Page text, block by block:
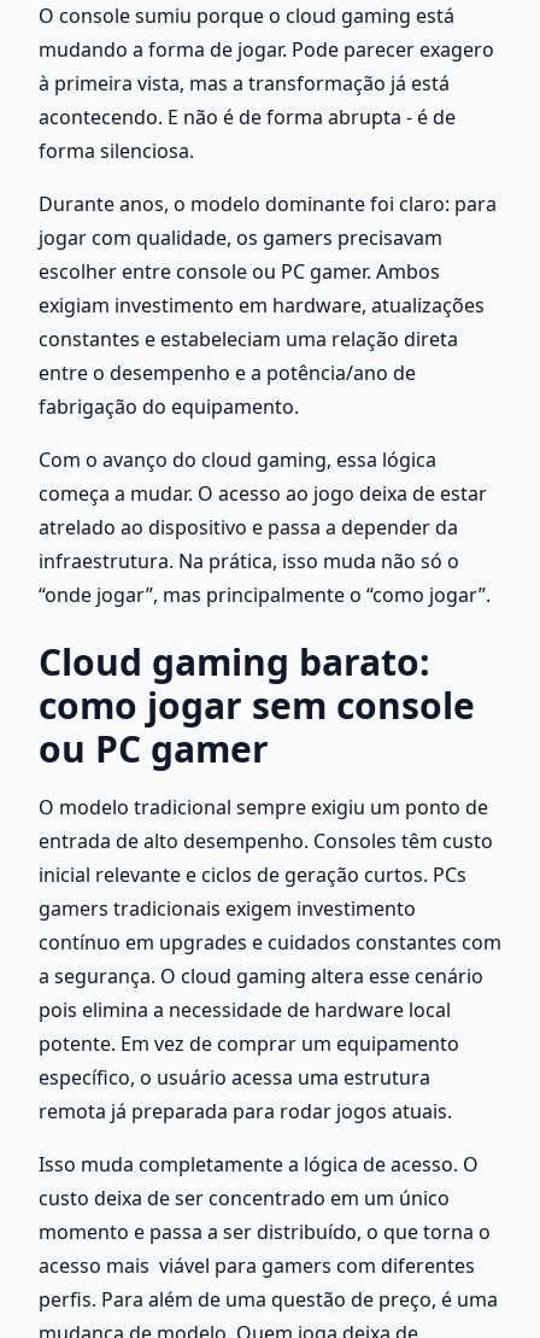
O console sumiu porque o cloud gaming está
mudando a forma de jogar. Pode parecer exagero
à primeira vista, mas a transformação já está
acontecendo. E não é de forma abrupta - é de
forma silenciosa.
Durante anos, o modelo dominante foi claro: para
jogar com qualidade, os gamers precisavam
escolher entre console ou PC gamer. Ambos
exigiam investimento em hardware, atualizações
constantes e estabeleciam uma relação direta
entre o desempenho e a potência/ano de
fabrigação do equipamento.
Com o avanço do cloud gaming, essa lógica
começa a mudar. O acesso ao jogo deixa de estar
atrelado ao dispositivo e passa a depender da
infraestrutura. Na prática, isso muda não só o
“onde jogar”, mas principalmente o “como jogar”.
Cloud gaming barato:
como jogar sem console
ou PC gamer
O modelo tradicional sempre exigiu um ponto de
entrada de alto desempenho. Consoles têm custo
inicial relevante e ciclos de geração curtos. PCs
gamers tradicionais exigem investimento
contínuo em upgrades e cuidados constantes com
a segurança. O cloud gaming altera esse cenário
pois elimina a necessidade de hardware local
potente. Em vez de comprar um equipamento
específico, o usuário acessa uma estrutura
remota já preparada para rodar jogos atuais.
Isso muda completamente a lógica de acesso. O
custo deixa de ser concentrado em um único
momento e passa a ser distribuído, o que torna o
acesso mais  viável para gamers com diferentes
perfis. Para além de uma questão de preço, é uma